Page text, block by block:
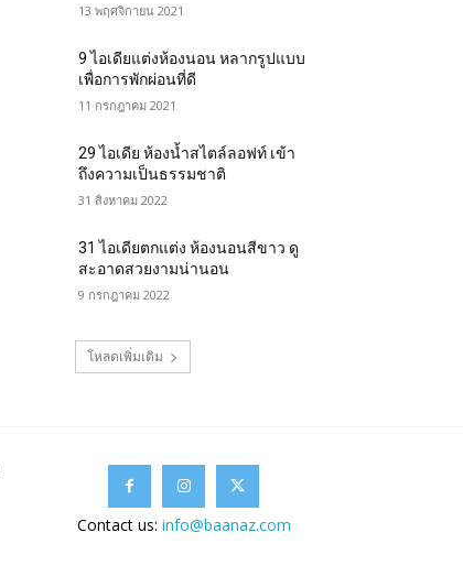
13 พฤศจิกายน 2021
9 ไอเดียแต่งห้องนอน หลากรูปแบบ
เพื่อการพักผ่อนที่ดี
11 กรกฎาคม 2021
29 ไอเดีย ห้องน้ำสไตล์ลอฟท์ เข้า
ถึงความเป็นธรรมชาติ
31 สิงหาคม 2022
31 ไอเดียตกแต่ง ห้องนอนสีขาว ดู
สะอาดสวยงามน่านอน
9 กรกฎาคม 2022
โหลดเพิ่มเติม
Contact us: info@baanaz.com